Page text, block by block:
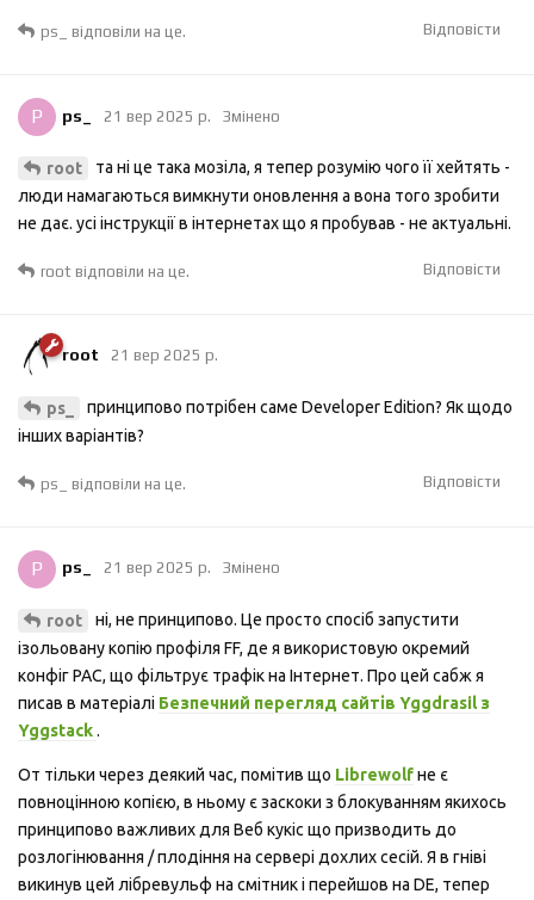
Відповісти
ps_ відповіли на це.
P ps_ 21 вер 2025 р. Змінено
root
та ні це така мозіла, я тепер розумію чого її хейтять -
люди намагаються вимкнути оновлення а вона того зробити
не дає. усі інструкції в інтернетах що я пробував - не актуальні.
Відповісти
root відповіли на це.
root 21 вер 2025 р.
ps_
принципово потрібен саме Developer Edition? Як щодо
інших варіантів?
Відповісти
ps_ відповіли на це.
P ps_ 21 вер 2025 р. Змінено
root
ні, не принципово. Це просто спосіб запустити
ізольовану копію профіля FF, де я використовую окремий
конфіг PAC, що фільтрує трафік на Інтернет. Про цей сабж я
писав в матеріалі Безпечний перегляд сайтів Yggdrasil з
Yggstack.
От тільки через деякий час, помітив що Librewolfне є
повноцінною копією, в ньому є заскоки з блокуванням якихось
принципово важливих для Веб кукіс що призводить до
розлогінювання / плодіння на сервері дохлих сесій. Я в гніві
викинув цей лібревульф на смітник і перейшов на DE, тепер